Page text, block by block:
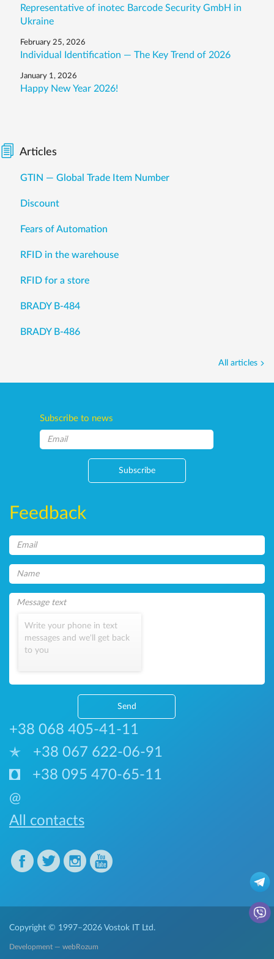
Representative of inotec Barcode Security GmbH in
Ukraine
February 25, 2026
Individual Identification — The Key Trend of 2026
January 1, 2026
Happy New Year 2026!
Articles
GTIN — Global Trade Item Number
Discount
Fears of Automation
RFID in the warehouse
RFID for a store
BRADY B-484
BRADY B-486
All articles
Subscribe to news
Subscribe
Feedback
Write your phone in text
messages and we'll get back
to you
Send
+38 068 405-41-11
+38 067 622-06-91
+38 095 470-65-11
@
All contacts
Copyright © 1997–2026 Vostok IT Ltd.
Development — webRozum